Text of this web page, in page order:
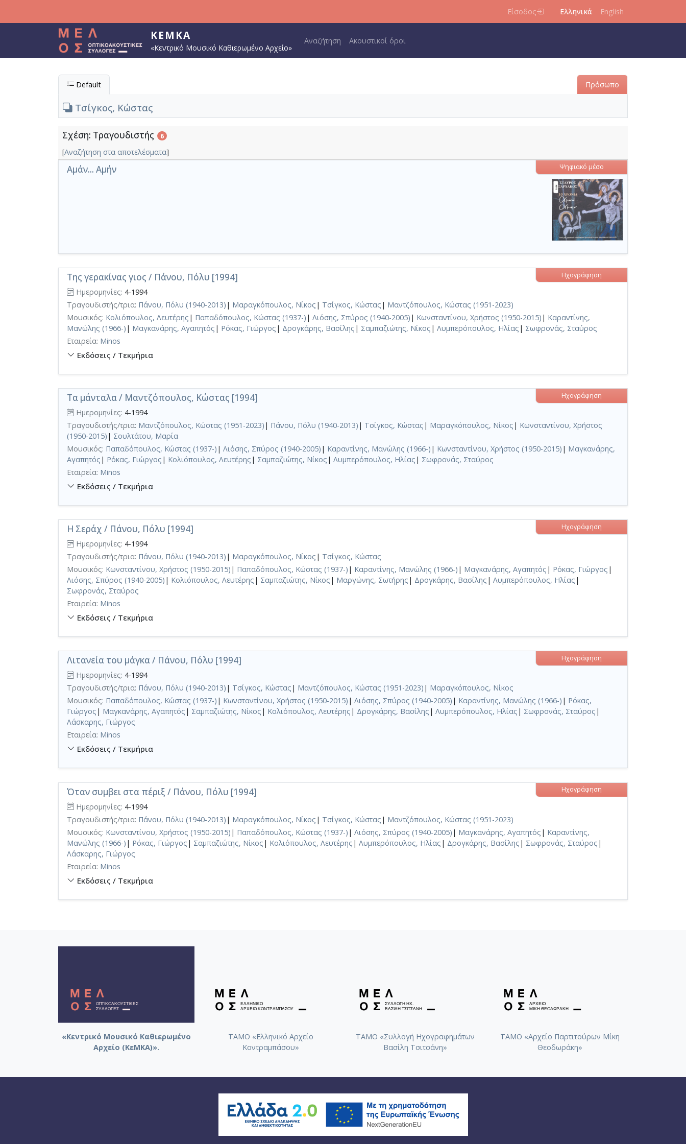
Είσοδος Ελληνικά English
ΚΕΜΚΑ
«Κεντρικό Μουσικό Καθιερωμένο Αρχείο»
Main navigation
Αναζήτηση Ακουστικοί όροι
Default Πρόσωπο
Τσίγκος, Κώστας
Σχέση: Τραγουδιστής 6
[Αναζήτηση στα αποτελέσματα]
Αμάν... Αμήν Ψηφιακό μέσο
Της γερακίνας γιος / Πάνου, Πόλυ [1994] Ηχογράφηση
Ημερομηνίες: 4-1994
Τραγουδιστής/τρια: Πάνου, Πόλυ (1940-2013) | Μαραγκόπουλος, Νίκος | Τσίγκος, Κώστας | Μαντζόπουλος, Κώστας (1951-2023)
Μουσικός: Κολιόπουλος, Λευτέρης | Παπαδόπουλος, Κώστας (1937-) | Λιόσης, Σπύρος (1940-2005) | Κωνσταντίνου, Χρήστος (1950-2015) | Καραντίνης,
Μανώλης (1966-) | Μαγκανάρης, Αγαπητός | Ρόκας, Γιώργος | Δρογκάρης, Βασίλης | Σαμπαζιώτης, Νίκος | Λυμπερόπουλος, Ηλίας | Σωφρονάς, Σταύρος
Εταιρεία: Minos
Εκδόσεις / Τεκμήρια
Τα μάνταλα / Μαντζόπουλος, Κώστας [1994] Ηχογράφηση
Ημερομηνίες: 4-1994
Τραγουδιστής/τρια: Μαντζόπουλος, Κώστας (1951-2023) | Πάνου, Πόλυ (1940-2013) | Τσίγκος, Κώστας | Μαραγκόπουλος, Νίκος | Κωνσταντίνου, Χρήστος
(1950-2015) | Σουλτάτου, Μαρία
Μουσικός: Παπαδόπουλος, Κώστας (1937-) | Λιόσης, Σπύρος (1940-2005) | Καραντίνης, Μανώλης (1966-) | Κωνσταντίνου, Χρήστος (1950-2015) | Μαγκανάρης,
Αγαπητός | Ρόκας, Γιώργος | Κολιόπουλος, Λευτέρης | Σαμπαζιώτης, Νίκος | Λυμπερόπουλος, Ηλίας | Σωφρονάς, Σταύρος
Εταιρεία: Minos
Εκδόσεις / Τεκμήρια
Η Σεράχ / Πάνου, Πόλυ [1994] Ηχογράφηση
Ημερομηνίες: 4-1994
Τραγουδιστής/τρια: Πάνου, Πόλυ (1940-2013) | Μαραγκόπουλος, Νίκος | Τσίγκος, Κώστας
Μουσικός: Κωνσταντίνου, Χρήστος (1950-2015) | Παπαδόπουλος, Κώστας (1937-) | Καραντίνης, Μανώλης (1966-) | Μαγκανάρης, Αγαπητός | Ρόκας, Γιώργος |
Λιόσης, Σπύρος (1940-2005) | Κολιόπουλος, Λευτέρης | Σαμπαζιώτης, Νίκος | Μαργώνης, Σωτήρης | Δρογκάρης, Βασίλης | Λυμπερόπουλος, Ηλίας |
Σωφρονάς, Σταύρος
Εταιρεία: Minos
Εκδόσεις / Τεκμήρια
Λιτανεία του μάγκα / Πάνου, Πόλυ [1994] Ηχογράφηση
Ημερομηνίες: 4-1994
Τραγουδιστής/τρια: Πάνου, Πόλυ (1940-2013) | Τσίγκος, Κώστας | Μαντζόπουλος, Κώστας (1951-2023) | Μαραγκόπουλος, Νίκος
Μουσικός: Παπαδόπουλος, Κώστας (1937-) | Κωνσταντίνου, Χρήστος (1950-2015) | Λιόσης, Σπύρος (1940-2005) | Καραντίνης, Μανώλης (1966-) | Ρόκας,
Γιώργος | Μαγκανάρης, Αγαπητός | Σαμπαζιώτης, Νίκος | Κολιόπουλος, Λευτέρης | Δρογκάρης, Βασίλης | Λυμπερόπουλος, Ηλίας | Σωφρονάς, Σταύρος |
Λάσκαρης, Γιώργος
Εταιρεία: Minos
Εκδόσεις / Τεκμήρια
Όταν συμβει στα πέριξ / Πάνου, Πόλυ [1994] Ηχογράφηση
Ημερομηνίες: 4-1994
Τραγουδιστής/τρια: Πάνου, Πόλυ (1940-2013) | Μαραγκόπουλος, Νίκος | Τσίγκος, Κώστας | Μαντζόπουλος, Κώστας (1951-2023)
Μουσικός: Κωνσταντίνου, Χρήστος (1950-2015) | Παπαδόπουλος, Κώστας (1937-) | Λιόσης, Σπύρος (1940-2005) | Μαγκανάρης, Αγαπητός | Καραντίνης,
Μανώλης (1966-) | Ρόκας, Γιώργος | Σαμπαζιώτης, Νίκος | Κολιόπουλος, Λευτέρης | Λυμπερόπουλος, Ηλίας | Δρογκάρης, Βασίλης | Σωφρονάς, Σταύρος |
Λάσκαρης, Γιώργος
Εταιρεία: Minos
Εκδόσεις / Τεκμήρια
«Κεντρικό Μουσικό Καθιερωμένο
Αρχείο (ΚεΜΚΑ)».
ΤΑΜΟ «Ελληνικό Αρχείο
Κοντραμπάσου»
ΤΑΜΟ «Συλλογή Ηχογραφημάτων
Βασίλη Τσιτσάνη»
ΤΑΜΟ «Αρχείο Παρτιτούρων Μίκη
Θεοδωράκη»